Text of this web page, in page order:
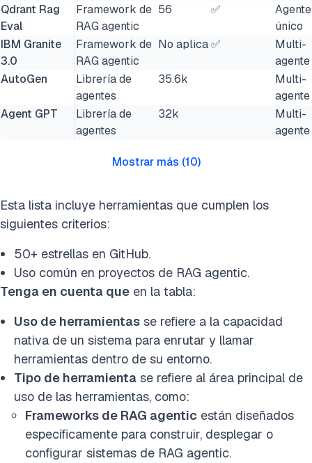
Qdrant Rag
Eval
Framework de
RAG agentic
56 ✅
Agente
único
IBM Granite
3.0
Framework de
RAG agentic
No aplica✅
Multi-
agente
AutoGen
Librería de
agentes
35.6k
Multi-
agente
Agent GPT
Librería de
agentes
32k
Multi-
agente
Mostrar más (10)
Esta lista incluye herramientas que cumplen los
siguientes criterios:
50+ estrellas en GitHub.
Uso común en proyectos de RAG agentic.
Tenga en cuenta que en la tabla:
Uso de herramientas se refiere a la capacidad
nativa de un sistema para enrutar y llamar
herramientas dentro de su entorno.
Tipo de herramienta se refiere al área principal de
uso de las herramientas, como:
Frameworks de RAG agentic están diseñados
específicamente para construir, desplegar o
configurar sistemas de RAG agentic.